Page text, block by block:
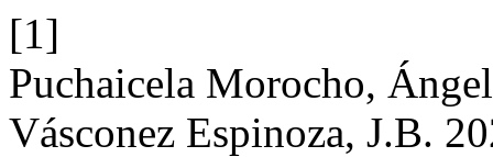
[1]
Puchaicela Morocho,
Vásconez Espinoza, J.B.